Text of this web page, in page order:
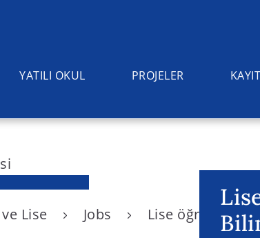
YATILI OKUL PROJELER KAYIT
Lise Jobs Lise